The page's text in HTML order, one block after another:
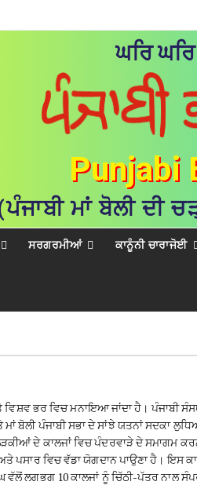
ਘਰਿ
Punjabi
ਮਾਂ ਬੋਲੀ ਦੀ
ਸਰਗਰਮੀਆਂ ਕਾਨੂੰਨੀ ਚਾਰਾਜੋਈ
ਵਿਸ਼ਵ ਭਰ ਵਿਚ ਮਨਾਇਆ ਜਾਂਦਾ ਹੈ।
ਮਾਂ ਬੋਲੀ ਪੰਜਾਬੀ ਸਭਾ ਦੇ ਸਾਂਝੇ ਯਤਨਾਂ
ਦੇ ਕਾਲਜਾਂ ਵਿਚ ਪੰਦਰਵਾੜੇ ਦੇ
ਪਸਾਰ ਵਿਚ ਵੱਡਾ ਯੋਗਦਾਨ ਪਾਉਣਾ ਹੈ।
ਲਗਭਗ 10 ਕਾਲਜਾਂ ਨੂੰ ਚਿੱਠੀ-ਪੱਤਰ ਨਾਲ